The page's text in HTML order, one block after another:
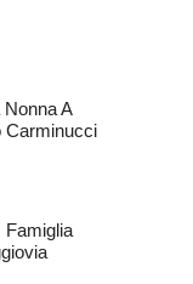
A
Carminucci
Famiglia